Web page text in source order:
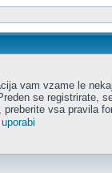
vam vzame le
se registrirate,
vsa pravila